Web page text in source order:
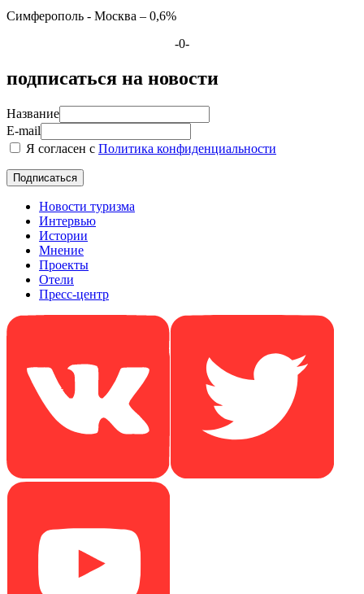
Симферополь - Москва – 0,6%
-0-
подписаться на новости
Название
E-mail
Я согласен с Политика конфиденциальности
Новости туризма
Интервью
Истории
Мнение
Проекты
Отели
Пресс-центр